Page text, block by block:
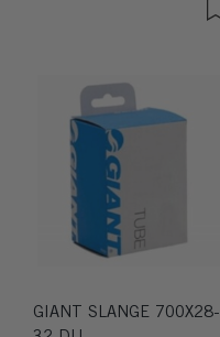
GIANT SLANGE 700X28-